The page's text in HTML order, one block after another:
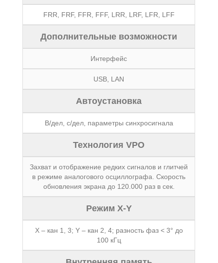
FRR, FRF, FFR, FFF, LRR, LRF, LFR, LFF
Дополнительные возможности
Интерфейс
USB, LAN
Автоустановка
В/дел, с/дел, параметры синхросигнала
Технология VPO
Захват и отображение редких сигналов и глитчей
в режиме аналогового осциллографа. Скорость
обновления экрана до 120.000 раз в сек.
Режим X-Y
Х – кан 1, 3; Y – кан 2, 4; разность фаз < 3° до
100 кГц